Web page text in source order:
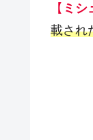
【 ミシ
載され